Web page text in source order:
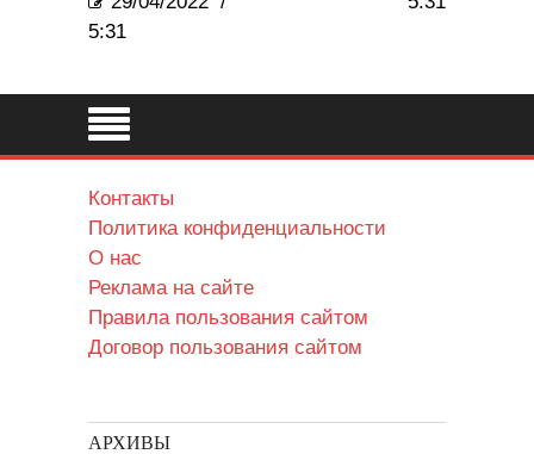
5:31
Контакты
Политика конфиденциальности
О нас
Реклама на сайте
Правила пользования сайтом
Договор пользования сайтом
АРХИВЫ